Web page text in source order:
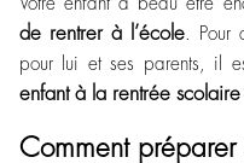
de rentrer à l’école. Pour
pour lui et ses parents, il
enfant à la rentrée scolaire
Comment